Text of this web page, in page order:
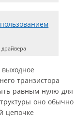
транзистора
равным нулю для
оно обычно
цепочке